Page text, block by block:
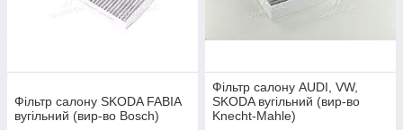
Фільтр салону SKODA FABIA
вугільний (вир-во Bosch)
Фільтр салону AUDI, VW,
SKODA вугільний (вир-во
Knecht-Mahle)